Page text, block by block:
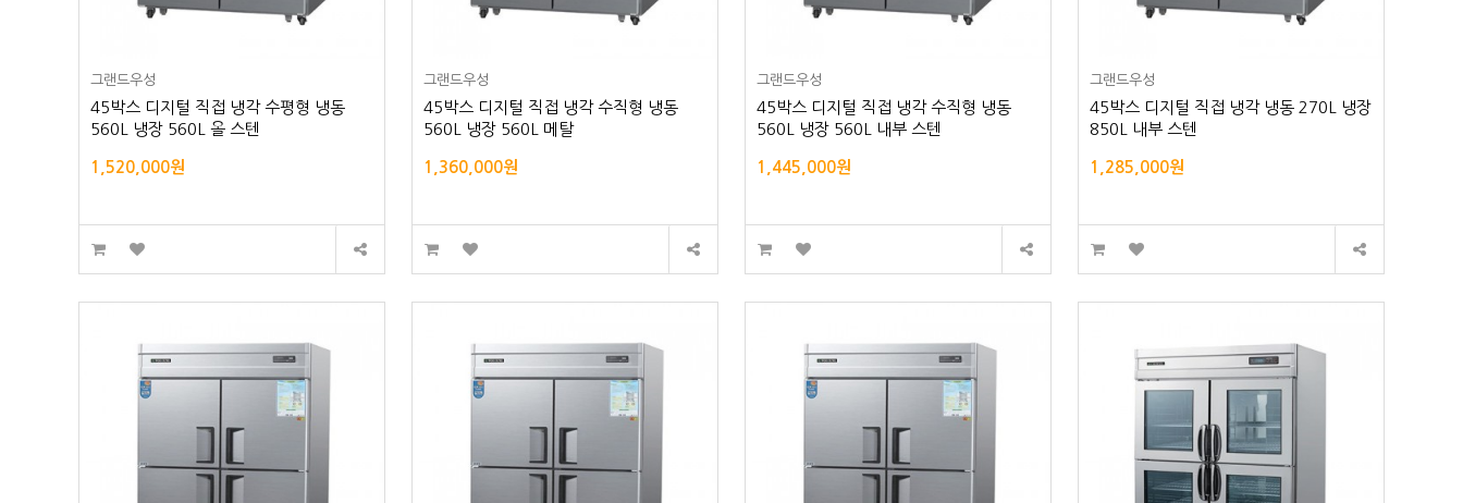
그랜드우성
45박스 디지털 직접 냉각 수평형 냉동
560L 냉장 560L 올 스텐
1,520,000원
그랜드우성
45박스 디지털 직접 냉각 수직형 냉동
560L 냉장 560L 메탈
1,360,000원
그랜드우성
45박스 디지털 직접 냉각 수직형 냉동
560L 냉장 560L 내부 스텐
1,445,000원
그랜드우성
45박스 디지털 직접 냉각 냉동 270L 냉장
850L 내부 스텐
1,285,000원